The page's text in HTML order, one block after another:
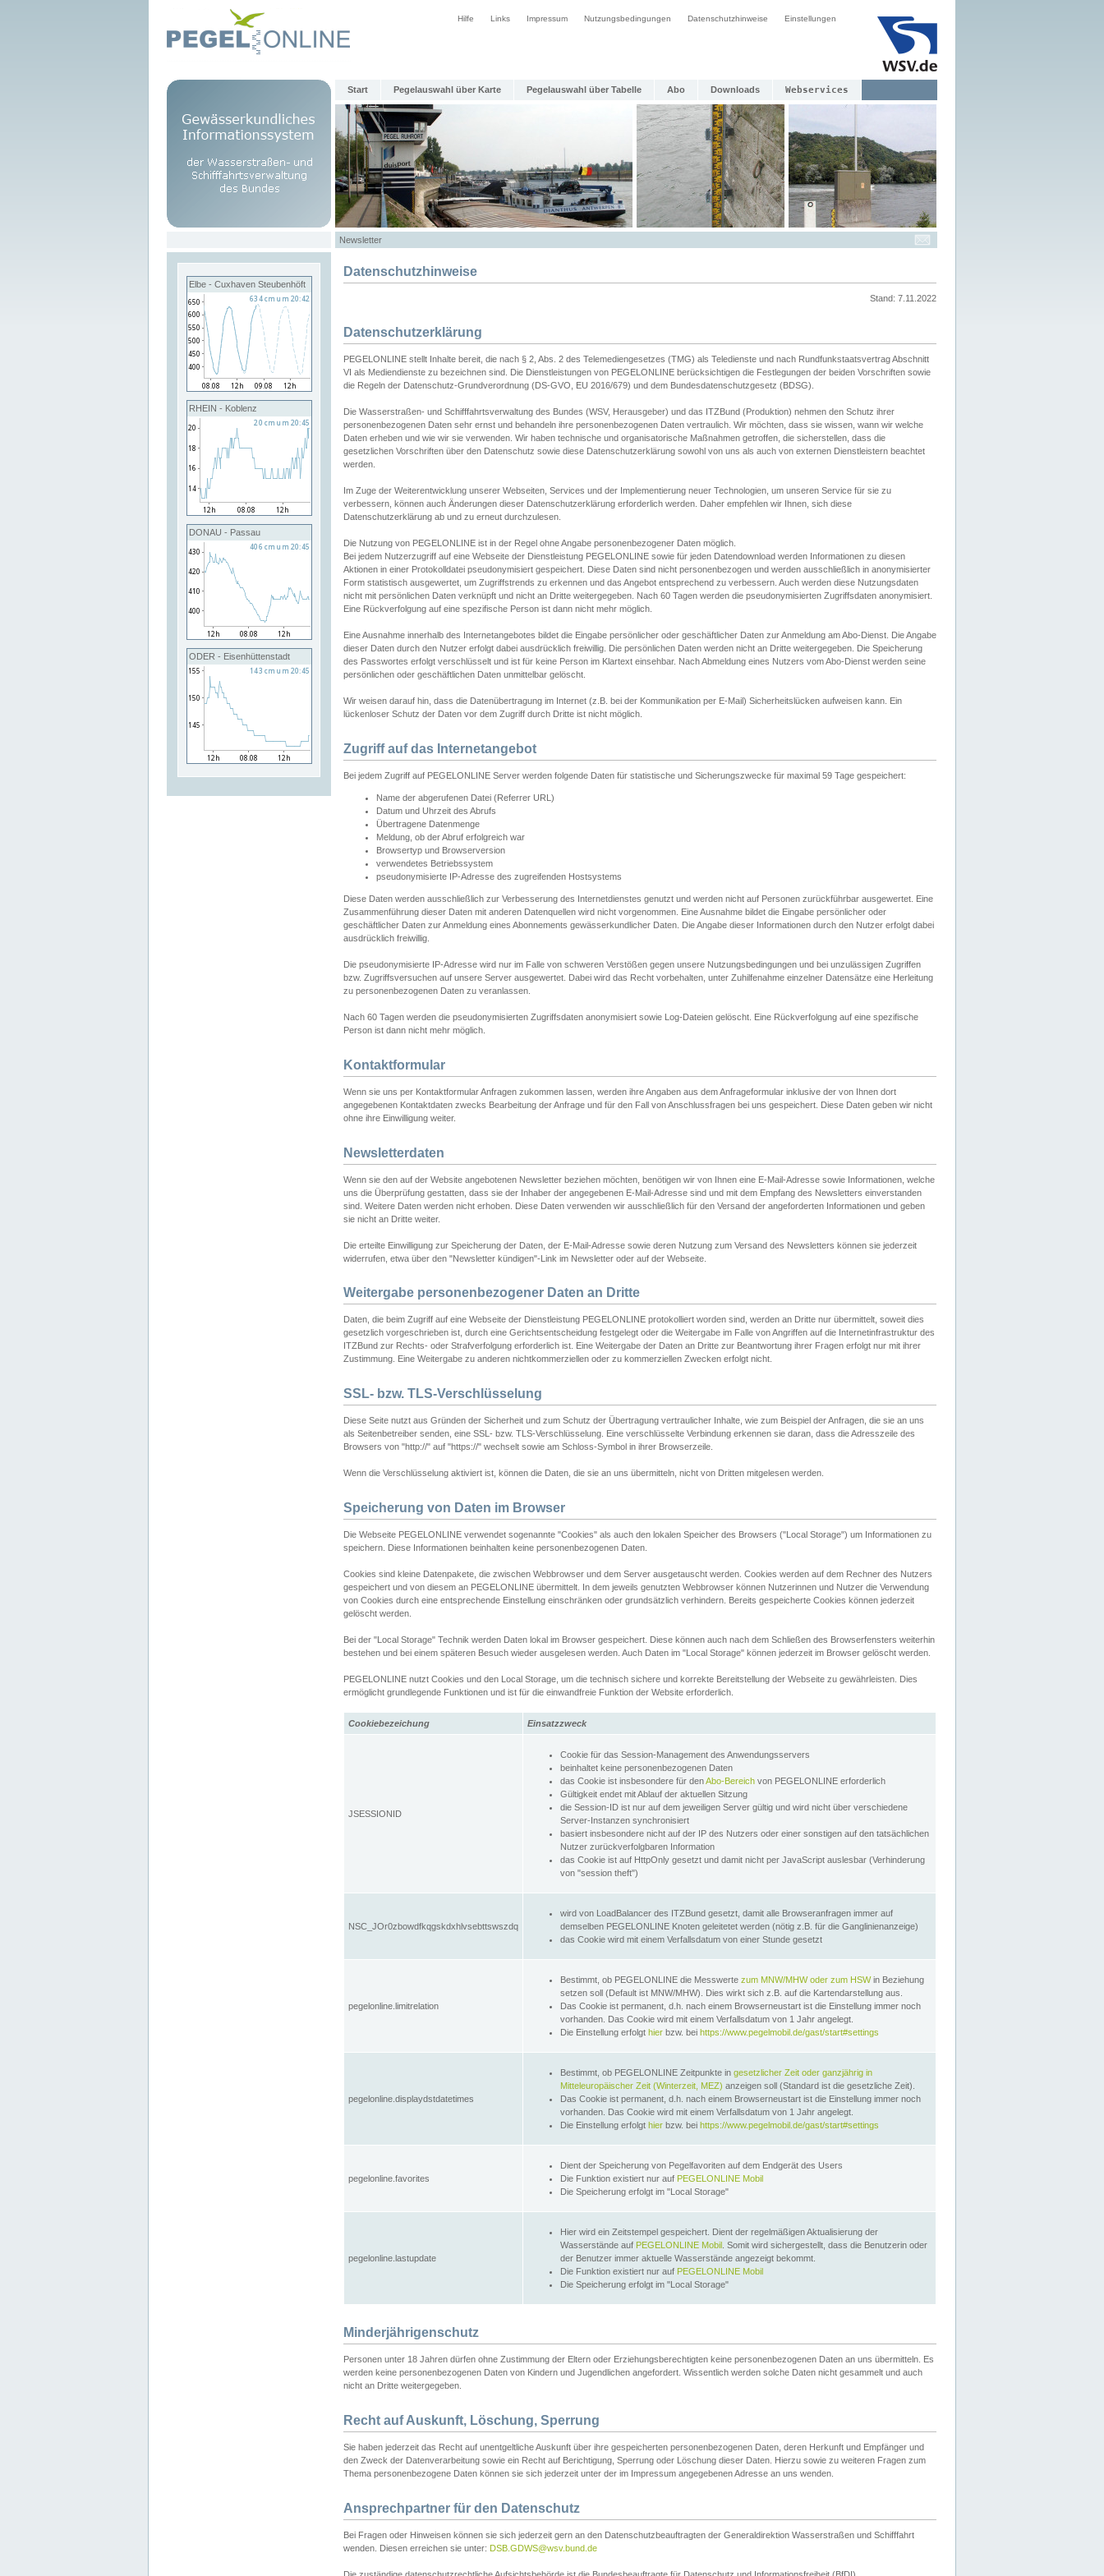
Hilfe Links Impressum Nutzungsbedingungen Datenschutzhinweise Einstellungen
Start Pegelauswahl über Karte Pegelauswahl über Tabelle Abo Downloads Webservices
Newsletter
Elbe - Cuxhaven Steubenhöft
RHEIN - Koblenz
DONAU - Passau
ODER - Eisenhüttenstadt
Datenschutzhinweise
Stand: 7.11.2022
Datenschutzerklärung
PEGELONLINE stellt Inhalte bereit, die nach § 2, Abs. 2 des Telemediengesetzes (TMG) als Teledienste und nach Rundfunkstaatsvertrag Abschnitt
VI als Mediendienste zu bezeichnen sind. Die Dienstleistungen von PEGELONLINE berücksichtigen die Festlegungen der beiden Vorschriften sowie
die Regeln der Datenschutz-Grundverordnung (DS-GVO, EU 2016/679) und dem Bundesdatenschutzgesetz (BDSG).
Die Wasserstraßen- und Schifffahrtsverwaltung des Bundes (WSV, Herausgeber) und das ITZBund (Produktion) nehmen den Schutz ihrer
personenbezogenen Daten sehr ernst und behandeln ihre personenbezogenen Daten vertraulich. Wir möchten, dass sie wissen, wann wir welche
Daten erheben und wie wir sie verwenden. Wir haben technische und organisatorische Maßnahmen getroffen, die sicherstellen, dass die
gesetzlichen Vorschriften über den Datenschutz sowie diese Datenschutzerklärung sowohl von uns als auch von externen Dienstleistern beachtet
werden.
Im Zuge der Weiterentwicklung unserer Webseiten, Services und der Implementierung neuer Technologien, um unseren Service für sie zu
verbessern, können auch Änderungen dieser Datenschutzerklärung erforderlich werden. Daher empfehlen wir Ihnen, sich diese
Datenschutzerklärung ab und zu erneut durchzulesen.
Die Nutzung von PEGELONLINE ist in der Regel ohne Angabe personenbezogener Daten möglich.
Bei jedem Nutzerzugriff auf eine Webseite der Dienstleistung PEGELONLINE sowie für jeden Datendownload werden Informationen zu diesen
Aktionen in einer Protokolldatei pseudonymisiert gespeichert. Diese Daten sind nicht personenbezogen und werden ausschließlich in anonymisierter
Form statistisch ausgewertet, um Zugriffstrends zu erkennen und das Angebot entsprechend zu verbessern. Auch werden diese Nutzungsdaten
nicht mit persönlichen Daten verknüpft und nicht an Dritte weitergegeben. Nach 60 Tagen werden die pseudonymisierten Zugriffsdaten anonymisiert.
Eine Rückverfolgung auf eine spezifische Person ist dann nicht mehr möglich.
Eine Ausnahme innerhalb des Internetangebotes bildet die Eingabe persönlicher oder geschäftlicher Daten zur Anmeldung am Abo-Dienst. Die Angabe
dieser Daten durch den Nutzer erfolgt dabei ausdrücklich freiwillig. Die persönlichen Daten werden nicht an Dritte weitergegeben. Die Speicherung
des Passwortes erfolgt verschlüsselt und ist für keine Person im Klartext einsehbar. Nach Abmeldung eines Nutzers vom Abo-Dienst werden seine
persönlichen oder geschäftlichen Daten unmittelbar gelöscht.
Wir weisen darauf hin, dass die Datenübertragung im Internet (z.B. bei der Kommunikation per E-Mail) Sicherheitslücken aufweisen kann. Ein
lückenloser Schutz der Daten vor dem Zugriff durch Dritte ist nicht möglich.
Zugriff auf das Internetangebot
Bei jedem Zugriff auf PEGELONLINE Server werden folgende Daten für statistische und Sicherungszwecke für maximal 59 Tage gespeichert:
Name der abgerufenen Datei (Referrer URL)
Datum und Uhrzeit des Abrufs
Übertragene Datenmenge
Meldung, ob der Abruf erfolgreich war
Browsertyp und Browserversion
verwendetes Betriebssystem
pseudonymisierte IP-Adresse des zugreifenden Hostsystems
Diese Daten werden ausschließlich zur Verbesserung des Internetdienstes genutzt und werden nicht auf Personen zurückführbar ausgewertet. Eine
Zusammenführung dieser Daten mit anderen Datenquellen wird nicht vorgenommen. Eine Ausnahme bildet die Eingabe persönlicher oder
geschäftlicher Daten zur Anmeldung eines Abonnements gewässerkundlicher Daten. Die Angabe dieser Informationen durch den Nutzer erfolgt dabei
ausdrücklich freiwillig.
Die pseudonymisierte IP-Adresse wird nur im Falle von schweren Verstößen gegen unsere Nutzungsbedingungen und bei unzulässigen Zugriffen
bzw. Zugriffsversuchen auf unsere Server ausgewertet. Dabei wird das Recht vorbehalten, unter Zuhilfenahme einzelner Datensätze eine Herleitung
zu personenbezogenen Daten zu veranlassen.
Nach 60 Tagen werden die pseudonymisierten Zugriffsdaten anonymisiert sowie Log-Dateien gelöscht. Eine Rückverfolgung auf eine spezifische
Person ist dann nicht mehr möglich.
Kontaktformular
Wenn sie uns per Kontaktformular Anfragen zukommen lassen, werden ihre Angaben aus dem Anfrageformular inklusive der von Ihnen dort
angegebenen Kontaktdaten zwecks Bearbeitung der Anfrage und für den Fall von Anschlussfragen bei uns gespeichert. Diese Daten geben wir nicht
ohne ihre Einwilligung weiter.
Newsletterdaten
Wenn sie den auf der Website angebotenen Newsletter beziehen möchten, benötigen wir von Ihnen eine E-Mail-Adresse sowie Informationen, welche
uns die Überprüfung gestatten, dass sie der Inhaber der angegebenen E-Mail-Adresse sind und mit dem Empfang des Newsletters einverstanden
sind. Weitere Daten werden nicht erhoben. Diese Daten verwenden wir ausschließlich für den Versand der angeforderten Informationen und geben
sie nicht an Dritte weiter.
Die erteilte Einwilligung zur Speicherung der Daten, der E-Mail-Adresse sowie deren Nutzung zum Versand des Newsletters können sie jederzeit
widerrufen, etwa über den "Newsletter kündigen"-Link im Newsletter oder auf der Webseite.
Weitergabe personenbezogener Daten an Dritte
Daten, die beim Zugriff auf eine Webseite der Dienstleistung PEGELONLINE protokolliert worden sind, werden an Dritte nur übermittelt, soweit dies
gesetzlich vorgeschrieben ist, durch eine Gerichtsentscheidung festgelegt oder die Weitergabe im Falle von Angriffen auf die Internetinfrastruktur des
ITZBund zur Rechts- oder Strafverfolgung erforderlich ist. Eine Weitergabe der Daten an Dritte zur Beantwortung ihrer Fragen erfolgt nur mit ihrer
Zustimmung. Eine Weitergabe zu anderen nichtkommerziellen oder zu kommerziellen Zwecken erfolgt nicht.
SSL- bzw. TLS-Verschlüsselung
Diese Seite nutzt aus Gründen der Sicherheit und zum Schutz der Übertragung vertraulicher Inhalte, wie zum Beispiel der Anfragen, die sie an uns
als Seitenbetreiber senden, eine SSL- bzw. TLS-Verschlüsselung. Eine verschlüsselte Verbindung erkennen sie daran, dass die Adresszeile des
Browsers von "http://" auf "https://" wechselt sowie am Schloss-Symbol in ihrer Browserzeile.
Wenn die Verschlüsselung aktiviert ist, können die Daten, die sie an uns übermitteln, nicht von Dritten mitgelesen werden.
Speicherung von Daten im Browser
Die Webseite PEGELONLINE verwendet sogenannte "Cookies" als auch den lokalen Speicher des Browsers ("Local Storage") um Informationen zu
speichern. Diese Informationen beinhalten keine personenbezogenen Daten.
Cookies sind kleine Datenpakete, die zwischen Webbrowser und dem Server ausgetauscht werden. Cookies werden auf dem Rechner des Nutzers
gespeichert und von diesem an PEGELONLINE übermittelt. In dem jeweils genutzten Webbrowser können Nutzerinnen und Nutzer die Verwendung
von Cookies durch eine entsprechende Einstellung einschränken oder grundsätzlich verhindern. Bereits gespeicherte Cookies können jederzeit
gelöscht werden.
Bei der "Local Storage" Technik werden Daten lokal im Browser gespeichert. Diese können auch nach dem Schließen des Browserfensters weiterhin
bestehen und bei einem späteren Besuch wieder ausgelesen werden. Auch Daten im "Local Storage" können jederzeit im Browser gelöscht werden.
PEGELONLINE nutzt Cookies und den Local Storage, um die technisch sichere und korrekte Bereitstellung der Webseite zu gewährleisten. Dies
ermöglicht grundlegende Funktionen und ist für die einwandfreie Funktion der Website erforderlich.
Cookiebezeichung Einsatzzweck
JSESSIONID
Cookie für das Session-Management des Anwendungsservers
beinhaltet keine personenbezogenen Daten
das Cookie ist insbesondere für denAbo-Bereich von PEGELONLINE erforderlich
Gültigkeit endet mit Ablauf der aktuellen Sitzung
die Session-ID ist nur auf dem jeweiligen Server gültig und wird nicht über verschiedene
Server-Instanzen synchronisiert
basiert insbesondere nicht auf der IP des Nutzers oder einer sonstigen auf den tatsächlichen
Nutzer zurückverfolgbaren Information
das Cookie ist auf HttpOnly gesetzt und damit nicht per JavaScript auslesbar (Verhinderung
von "session theft")
NSC_JOr0zbowdfkqgskdxhlvsebttswszdq
wird von LoadBalancer des ITZBund gesetzt, damit alle Browseranfragen immer auf
demselben PEGELONLINE Knoten geleitetet werden (nötig z.B. für die Ganglinienanzeige)
das Cookie wird mit einem Verfallsdatum von einer Stunde gesetzt
pegelonline.limitrelation
Bestimmt, ob PEGELONLINE die Messwerte zum MNW/MHW oder zum HSWin Beziehung
setzen soll (Default ist MNW/MHW). Dies wirkt sich z.B. auf die Kartendarstellung aus.
Das Cookie ist permanent, d.h. nach einem Browserneustart ist die Einstellung immer noch
vorhanden. Das Cookie wird mit einem Verfallsdatum von 1 Jahr angelegt.
Die Einstellung erfolgt hier bzw. bei https://www.pegelmobil.de/gast/start#settings
pegelonline.displaydstdatetimes
Bestimmt, ob PEGELONLINE Zeitpunkte in gesetzlicher Zeit oder ganzjährig in
Mitteleuropäischer Zeit (Winterzeit, MEZ) anzeigen soll (Standard ist die gesetzliche Zeit).
Das Cookie ist permanent, d.h. nach einem Browserneustart ist die Einstellung immer noch
vorhanden. Das Cookie wird mit einem Verfallsdatum von 1 Jahr angelegt.
Die Einstellung erfolgt hier bzw. bei https://www.pegelmobil.de/gast/start#settings
pegelonline.favorites
Dient der Speicherung von Pegelfavoriten auf dem Endgerät des Users
Die Funktion existiert nur auf PEGELONLINE Mobil
Die Speicherung erfolgt im "Local Storage"
pegelonline.lastupdate
Hier wird ein Zeitstempel gespeichert. Dient der regelmäßigen Aktualisierung der
Wasserstände auf PEGELONLINE Mobil . Somit wird sichergestellt, dass die Benutzerin oder
der Benutzer immer aktuelle Wasserstände angezeigt bekommt.
Die Funktion existiert nur auf PEGELONLINE Mobil
Die Speicherung erfolgt im "Local Storage"
Minderjährigenschutz
Personen unter 18 Jahren dürfen ohne Zustimmung der Eltern oder Erziehungsberechtigten keine personenbezogenen Daten an uns übermitteln. Es
werden keine personenbezogenen Daten von Kindern und Jugendlichen angefordert. Wissentlich werden solche Daten nicht gesammelt und auch
nicht an Dritte weitergegeben.
Recht auf Auskunft, Löschung, Sperrung
Sie haben jederzeit das Recht auf unentgeltliche Auskunft über ihre gespeicherten personenbezogenen Daten, deren Herkunft und Empfänger und
den Zweck der Datenverarbeitung sowie ein Recht auf Berichtigung, Sperrung oder Löschung dieser Daten. Hierzu sowie zu weiteren Fragen zum
Thema personenbezogene Daten können sie sich jederzeit unter der im Impressum angegebenen Adresse an uns wenden.
Ansprechpartner für den Datenschutz
Bei Fragen oder Hinweisen können sie sich jederzeit gern an den Datenschutzbeauftragten der Generaldirektion Wasserstraßen und Schifffahrt
wenden. Diesen erreichen sie unter: DSB.GDWS@wsv.bund.de